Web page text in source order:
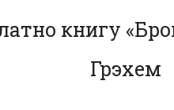
книгу
Грэхем